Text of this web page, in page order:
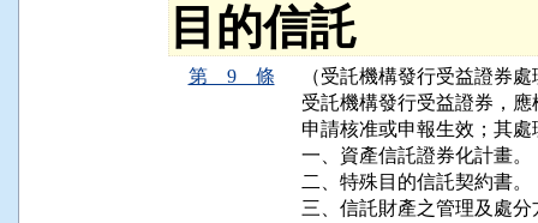
目的信託
第 9 條
（受託機構發行受益證券
受託機構發行受益證券，
申請核准或申報生效；其
一、資產信託證券化計畫。
二、特殊目的信託契約書。
三、信託財產之管理及處